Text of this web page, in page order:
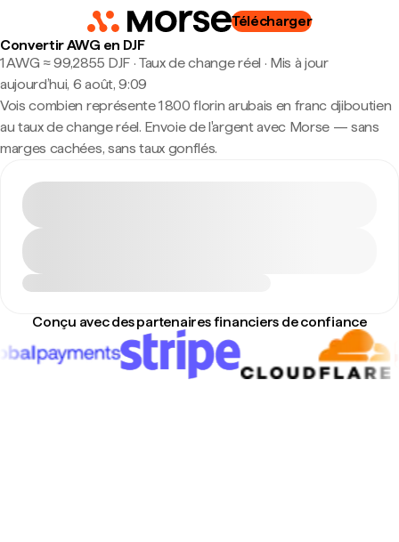
Télécharger
Convertir AWG en DJF
1 AWG ≈ 99,2855 DJF · Taux de change réel · Mis à jour
aujourd’hui, 6 août, 9:09
Vois combien représente 1 800 florin arubais en franc djiboutien
au taux de change réel. Envoie de l'argent avec Morse — sans
marges cachées, sans taux gonflés.
Conçu avec des partenaires financiers de confiance